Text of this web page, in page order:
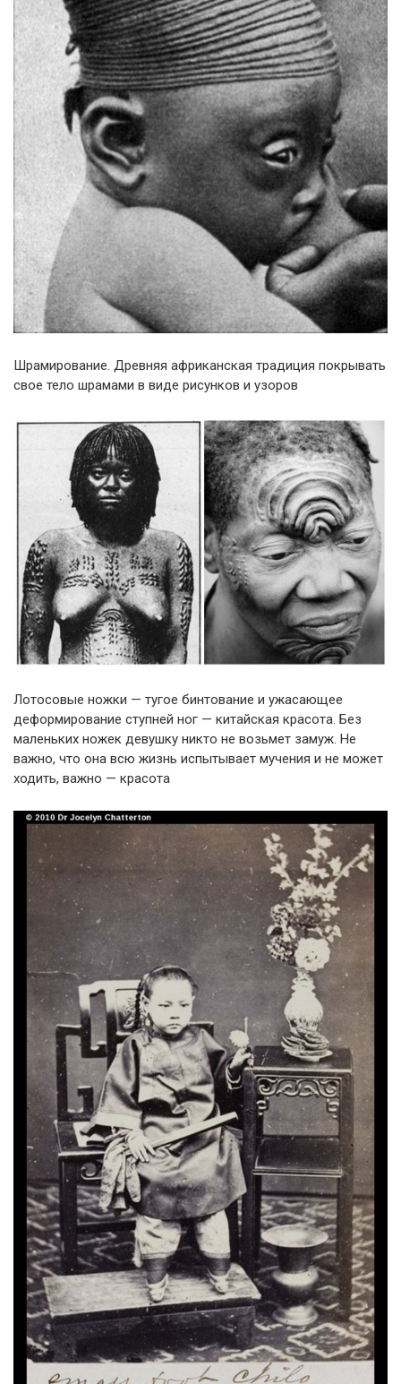
Шрамирование. Древняя африканская традиция покрывать
свое тело шрамами в виде рисунков и узоров
Лотосовые ножки — тугое бинтование и ужасающее
деформирование ступней ног — китайская красота. Без
маленьких ножек девушку никто не возьмет замуж. Не
важно, что она всю жизнь испытывает мучения и не может
ходить, важно — красота